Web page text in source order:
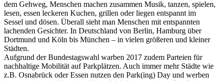
dem Gehweg, Menschen machen zusammen Musik, tanzen, spielen,
lesen, essen leckeren Kuchen, grillen oder liegen entspannt im
Sessel und dösen. Überall sieht man Menschen mit entspannten
lachenden Gesichter. In Deutschland von Berlin, Hamburg über
Dortmund und Köln bis München – in vielen größeren und kleiner
Städten.
Aufgrund der Bundestagswahl warben 2017 zudem Parteien für
nachhaltige Mobilität auf Parkplätzen. Auch immer mehr Städte wie
z.B. Osnabrück oder Essen nutzen den Park(ing) Day und werben